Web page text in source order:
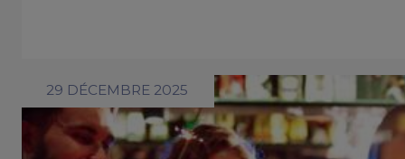
29 DÉCEMBRE 2025